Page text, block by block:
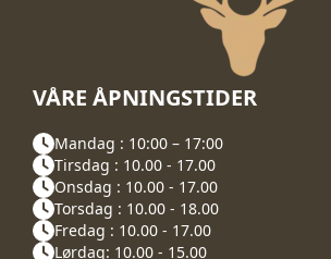
VÅRE ÅPNINGSTIDER
Mandag : 10:00 – 17:00
Tirsdag : 10.00 - 17.00
Onsdag : 10.00 - 17.00
Torsdag : 10.00 - 18.00
Fredag : 10.00 - 17.00
Lørdag: 10.00 - 15.00